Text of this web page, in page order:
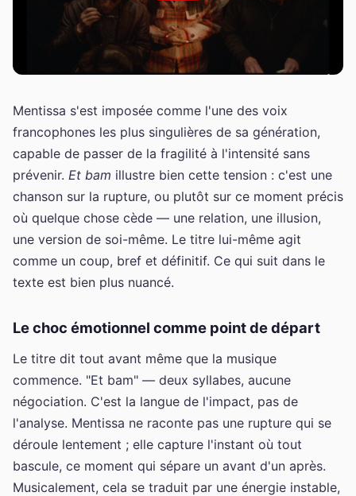
Mentissa s'est imposée comme l'une des voix
francophones les plus singulières de sa génération,
capable de passer de la fragilité à l'intensité sans
prévenir. Et bam illustre bien cette tension : c'est une
chanson sur la rupture, ou plutôt sur ce moment précis
où quelque chose cède — une relation, une illusion,
une version de soi-même. Le titre lui-même agit
comme un coup, bref et définitif. Ce qui suit dans le
texte est bien plus nuancé.
Le choc émotionnel comme point de départ
Le titre dit tout avant même que la musique
commence. "Et bam" — deux syllabes, aucune
négociation. C'est la langue de l'impact, pas de
l'analyse. Mentissa ne raconte pas une rupture qui se
déroule lentement ; elle capture l'instant où tout
bascule, ce moment qui sépare un avant d'un après.
Musicalement, cela se traduit par une énergie instable,